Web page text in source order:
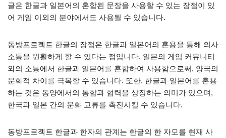
글은 한글과 일본어의 혼합된 문장을 사용할 수 있는 장점이 있
어 게임 이외의 분야에서도 사용될 수 있습니다.
동방프로젝트 한글의 장점은 한글과 일본어의 혼용을 통해 의사
소통을 원활하게 할 수 있다는 점입니다. 일본의 게임 커뮤니티
와의 소통에서 한글과 일본어를 혼합하여 사용함으로써, 양국의
문화적 차이를 극복할 수 있습니다. 또한, 한글과 일본어를 혼용
하는 것은 동양에서의 통합과 협력을 상징하는 의미가 있으며,
한국과 일본 간의 문화 교류를 촉진시킬 수 있습니다.
동방프로젝트 한글과 한자의 관계는 한글의 한 자모를 현재 사